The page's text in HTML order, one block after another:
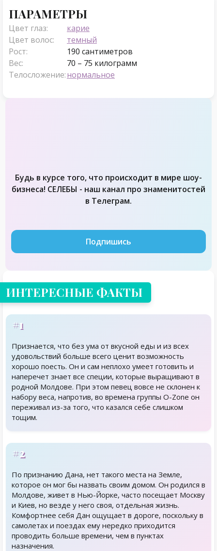
ПАРАМЕТРЫ
Цвет глаз:
карие
Цвет волос:
темный
Рост:
190 сантиметров
Вес:
70 – 75 килограмм
Телосложение:нормальное
Будь в курсе того, что происходит в мире шоу-
бизнеса! СЕЛЕБЫ - наш канал про знаменитостей
в Телеграм.
Подпишись
ИНТЕРЕСНЫЕ ФАКТЫ
#1
Признается, что без ума от вкусной еды и из всех
удовольствий больше всего ценит возможность
хорошо поесть. Он и сам неплохо умеет готовить и
наперечет знает все специи, которые выращивают в
родной Молдове. При этом певец вовсе не склонен к
набору веса, напротив, во времена группы O-Zone он
переживал из-за того, что казался себе слишком
тощим.
#2
По признанию Дана, нет такого места на Земле,
которое он мог бы назвать своим домом. Он родился в
Молдове, живет в Нью-Йорке, часто посещает Москву
и Киев, но везде у него своя, отдельная жизнь.
Комфортнее себя Дан ощущает в дороге, поскольку в
самолетах и поездах ему нередко приходится
проводить больше времени, чем в пунктах
назначения.